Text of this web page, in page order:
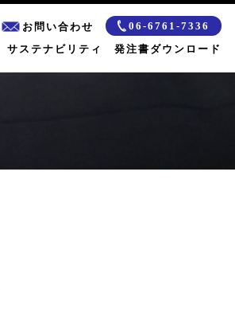
お問い合わせ
06-6761-7336
サステナビリティ 発注書ダウンロード